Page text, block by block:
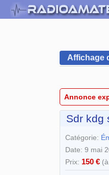
Affichage
Annonce
Sdr kdg
Catégorie:
Date: 9 mai
Prix: 150 €